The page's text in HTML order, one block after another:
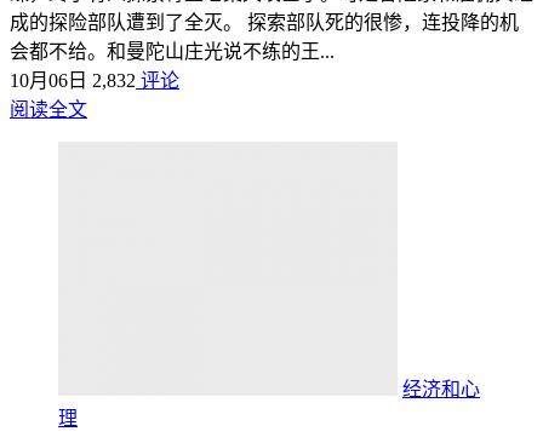
成的探险部队遭到了全灭。 探索部队死的很惨，连投降的机
会都不给。和曼陀山庄光说不练的王...
10月06日 2,832 评论
阅读全文
经济和心
理